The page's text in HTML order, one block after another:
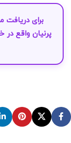
برای
پرنیان واقع در